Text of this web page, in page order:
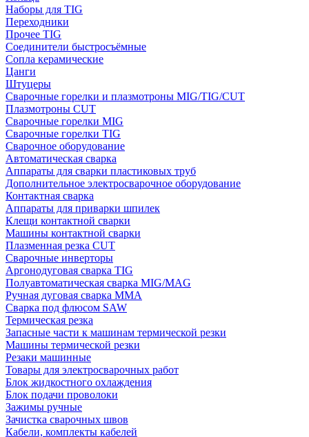
Наборы для TIG
Переходники
Прочее TIG
Соединители быстросъёмные
Сопла керамические
Цанги
Штуцеры
Сварочные горелки и плазмотроны MIG/TIG/CUT
Плазмотроны CUT
Сварочные горелки MIG
Сварочные горелки TIG
Сварочное оборудование
Автоматическая сварка
Аппараты для сварки пластиковых труб
Дополнительное электросварочное оборудование
Контактная сварка
Аппараты для приварки шпилек
Клещи контактной сварки
Машины контактной сварки
Плазменная резка CUT
Сварочные инверторы
Аргонодуговая сварка TIG
Полуавтоматическая сварка MIG/MAG
Ручная дуговая сварка MMA
Сварка под флюсом SAW
Термическая резка
Запасные части к машинам термической резки
Машины термической резки
Резаки машинные
Товары для электросварочных работ
Блок жидкостного охлаждения
Блок подачи проволоки
Зажимы ручные
Зачистка сварочных швов
Кабели, комплекты кабелей